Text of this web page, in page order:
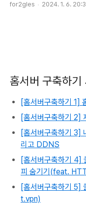
for2gles 2024. 1. 6.
홈서버 구축하기
[홈서버구축하기 1]
[홈서버구축하기 2]
[홈서버구축하기 3]
리고 DDNS
[홈서버구축하기 4]
피 숨기기(feat.
[홈서버구축하기 5]
t.vpn)